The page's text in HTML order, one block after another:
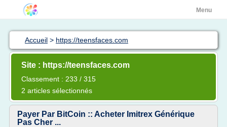
Menu
Accueil > https://teensfaces.com
Site : https://teensfaces.com
Classement : 233 / 315
2 articles sélectionnés
Payer Par BitCoin :: Acheter Imitrex Générique
Pas Cher ...